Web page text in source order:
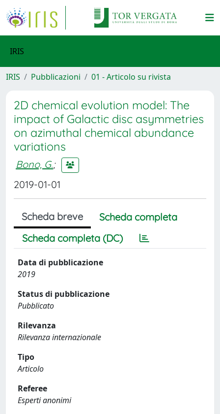
IRIS
IRIS Pubblicazioni 01 - Articolo su rivista
2D chemical evolution model: The
impact of Galactic disc asymmetries
on azimuthal chemical abundance
variations
Bono, G.;
2019-01-01
Scheda breve
Scheda completa
Scheda completa (DC)
Data di pubblicazione
2019
Status di pubblicazione
Pubblicato
Rilevanza
Rilevanza internazionale
Tipo
Articolo
Referee
Esperti anonimi